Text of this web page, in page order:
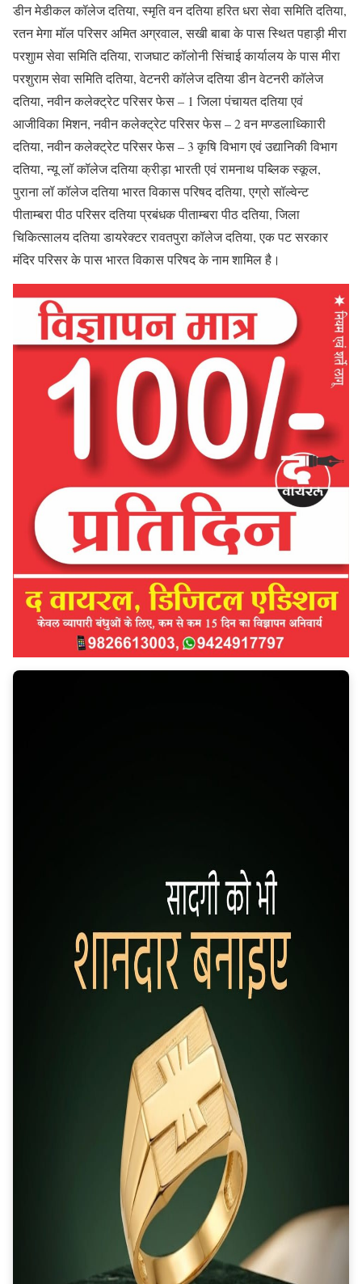
डीन मेडीकल कॉलेज दतिया, स्मृति वन दतिया हरित धरा सेवा समिति दतिया,
रतन मेगा मॉल परिसर अमित अग्रवाल, सखी बाबा के पास स्थित पहाड़ी मीरा
परशुाम सेवा समिति दतिया, राजघाट कॉलोनी सिंचाई कार्यालय के पास मीरा
परशुराम सेवा समिति दतिया, वेटनरी कॉलेज दतिया डीन वेटनरी कॉलेज
दतिया, नवीन कलेक्ट्रेट परिसर फेस – 1 जिला पंचायत दतिया एवं
आजीविका मिशन, नवीन कलेक्ट्रेट परिसर फेस – 2 वन मण्डलाध्किाारी
दतिया, नवीन कलेक्ट्रेट परिसर फेस – 3 कृषि विभाग एवं उद्यानिकी विभाग
दतिया, न्यू लॉ कॉलेज दतिया क्रीड़ा भारती एवं रामनाथ पब्लिक स्कूल,
पुराना लॉ कॉलेज दतिया भारत विकास परिषद दतिया, एग्रो सॉल्वेन्ट
पीताम्बरा पीठ परिसर दतिया प्रबंधक पीताम्बरा पीठ दतिया, जिला
चिकित्सालय दतिया डायरेक्टर रावतपुरा कॉलेज दतिया, एक पट सरकार
मंदिर परिसर के पास भारत विकास परिषद के नाम शामिल है।